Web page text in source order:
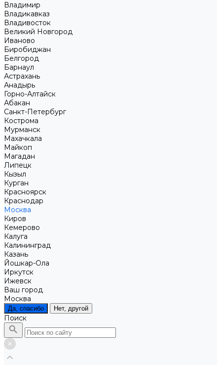
Владимир
Владикавказ
Владивосток
Великий Новгород
Иваново
Биробиджан
Белгород
Барнаул
Астрахань
Анадырь
Горно-Алтайск
Абакан
Санкт-Петербург
Кострома
Мурманск
Махачкала
Майкоп
Магадан
Липецк
Кызыл
Курган
Красноярск
Краснодар
Москва
Киров
Кемерово
Калуга
Калининград
Казань
Йошкар-Ола
Иркутск
Ижевск
Ваш город
Москва
Да, спасибо Нет, другой
Поиск